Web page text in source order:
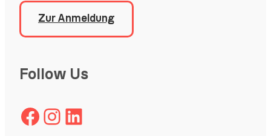
Zur Anmeldung
Follow Us
Facebook Instagram LinkedIn